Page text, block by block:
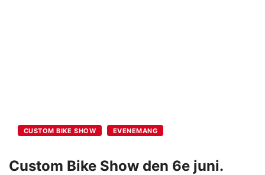
CUSTOM BIKE SHOW EVENEMANG
Custom Bike Show den 6e juni.